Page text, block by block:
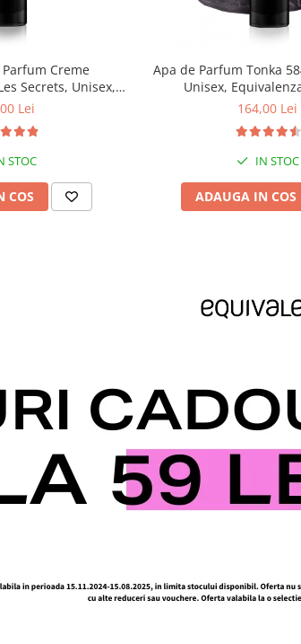
Creme
Secrets, Unisex,
Lei
STOC
COS
Apa de Parfum Tonka
Unisex,
164,00 Lei
IN STOC
ADAUGA IN COS